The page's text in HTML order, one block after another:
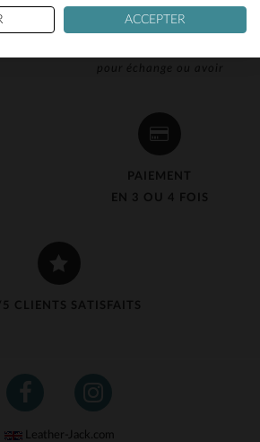
pour échange ou avoir
PAIEMENT
EN 3 OU 4 FOIS
CLIENTS SATISFAITS
Leather-Jack.com
ACCEPTER